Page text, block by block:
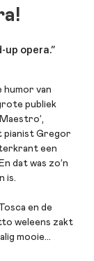
up opera.”
humor van
publiek
pianist Gregor
een
dat was zo’n
is.
en de
weleens zakt
mooie